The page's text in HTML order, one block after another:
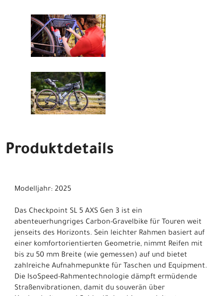
Produktdetails
Modelljahr: 2025
Das Checkpoint SL 5 AXS Gen 3 ist ein
abenteuerhungriges Carbon-Gravelbike für Touren weit
jenseits des Horizonts. Sein leichter Rahmen basiert auf
einer komfortorientierten Geometrie, nimmt Reifen mit
bis zu 50 mm Breite (wie gemessen) auf und bietet
zahlreiche Aufnahmepunkte für Taschen und Equipment.
Die IsoSpeed-Rahmentechnologie dämpft ermüdende
Straßenvibrationen, damit du souverän über